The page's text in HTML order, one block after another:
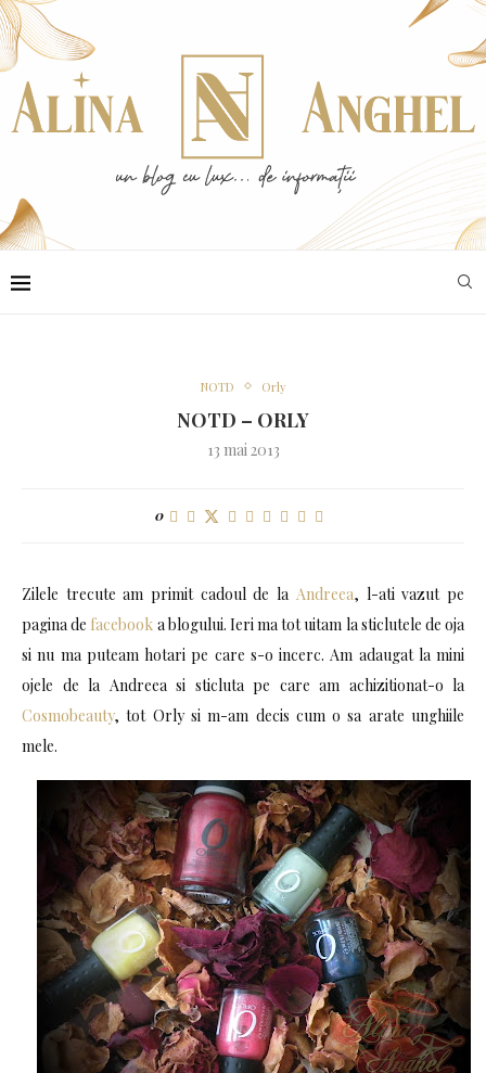
NOTD Orly
NOTD – ORLY
13 mai 2013
0
Zilele trecute am primit cadoul de la Andreea, l-ati vazut pe
pagina de facebook a blogului. Ieri ma tot uitam la sticlutele de oja
si nu ma puteam hotari pe care s-o incerc. Am adaugat la mini
ojele de la Andreea si sticluta pe care am achizitionat-o la
Cosmobeauty, tot Orly si m-am decis cum o sa arate unghiile
mele.